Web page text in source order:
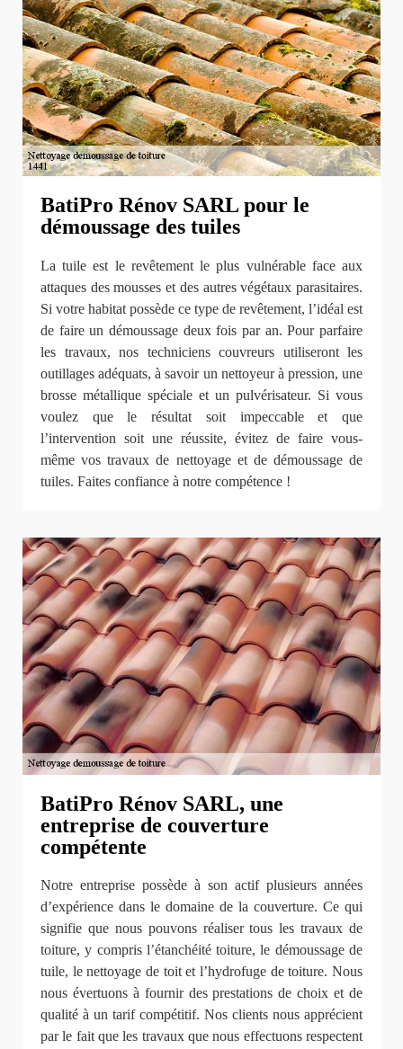
BatiPro Rénov SARL pour le
démoussage des tuiles
La tuile est le revêtement le plus vulnérable face aux
attaques des mousses et des autres végétaux parasitaires.
Si votre habitat possède ce type de revêtement, l’idéal est
de faire un démoussage deux fois par an. Pour parfaire
les travaux, nos techniciens couvreurs utiliseront les
outillages adéquats, à savoir un nettoyeur à pression, une
brosse métallique spéciale et un pulvérisateur. Si vous
voulez que le résultat soit impeccable et que
l’intervention soit une réussite, évitez de faire vous-
même vos travaux de nettoyage et de démoussage de
tuiles. Faites confiance à notre compétence !
BatiPro Rénov SARL, une
entreprise de couverture
compétente
Notre entreprise possède à son actif plusieurs années
d’expérience dans le domaine de la couverture. Ce qui
signifie que nous pouvons réaliser tous les travaux de
toiture, y compris l’étanchéité toiture, le démoussage de
tuile, le nettoyage de toit et l’hydrofuge de toiture. Nous
nous évertuons à fournir des prestations de choix et de
qualité à un tarif compétitif. Nos clients nous apprécient
par le fait que les travaux que nous effectuons respectent